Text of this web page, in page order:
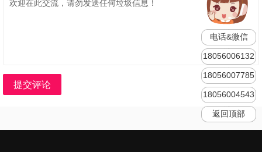
提交评论
电话&微信
18056006132
18056007785
18056004543
返回顶部